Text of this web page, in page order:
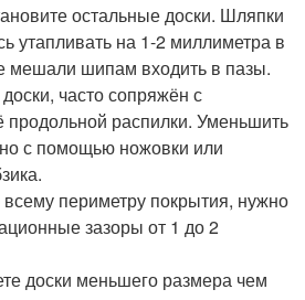
остальные доски. Шляпки
утапливать на 1-2 миллиметра в
мешали шипам входить в пазы.
часто сопряжён с
продольной распилки. Уменьшить
с помощью ножовки или
всему периметру покрытия, нужно
зазоры от 1 до 2
доски меньшего размера чем